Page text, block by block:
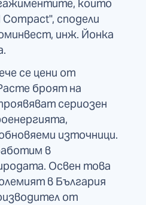
които
сподели
инж. Йонка
се цени от
броят на
сериозен
източници.
в
Освен това
в България
от